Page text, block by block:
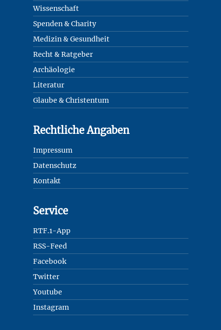
Wissenschaft
Spenden & Charity
Medizin & Gesundheit
Recht & Ratgeber
Archäologie
Literatur
Glaube & Christentum
Rechtliche Angaben
Impressum
Datenschutz
Kontakt
Service
RTF.1-App
RSS-Feed
Facebook
Twitter
Youtube
Instagram